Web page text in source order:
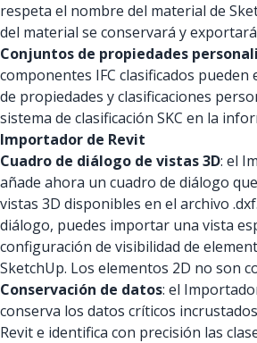
respeta el nombre del material de
del material se conservará y
Conjuntos de propiedades
componentes IFC clasificados
de propiedades y clasificaciones
sistema de clasificación SKC en la
Importador de Revit
Cuadro de diálogo de vistas 3D: el
añade ahora un cuadro de diálogo
vistas 3D disponibles en el archivo
diálogo, puedes importar una vista
configuración de visibilidad de
SketchUp. Los elementos 2D no son
Conservación de datos: el
conserva los datos críticos
Revit e identifica con precisión las